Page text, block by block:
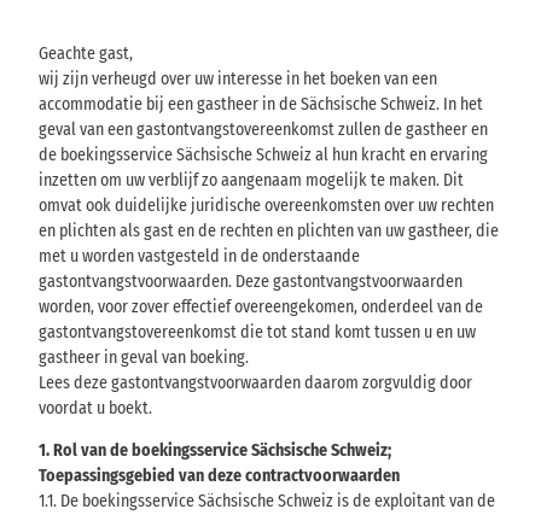
Geachte gast,
wij zijn verheugd over uw interesse in het boeken van een
accommodatie bij een gastheer in de Sächsische Schweiz. In het
geval van een gastontvangstovereenkomst zullen de gastheer en
de boekingsservice Sächsische Schweiz al hun kracht en ervaring
inzetten om uw verblijf zo aangenaam mogelijk te maken. Dit
omvat ook duidelijke juridische overeenkomsten over uw rechten
en plichten als gast en de rechten en plichten van uw gastheer, die
met u worden vastgesteld in de onderstaande
gastontvangstvoorwaarden. Deze gastontvangstvoorwaarden
worden, voor zover effectief overeengekomen, onderdeel van de
gastontvangstovereenkomst die tot stand komt tussen u en uw
gastheer in geval van boeking.
Lees deze gastontvangstvoorwaarden daarom zorgvuldig door
voordat u boekt.
1. Rol van de boekingsservice Sächsische Schweiz;
Toepassingsgebied van deze contractvoorwaarden
1.1. De boekingsservice Sächsische Schweiz is de exploitant van de